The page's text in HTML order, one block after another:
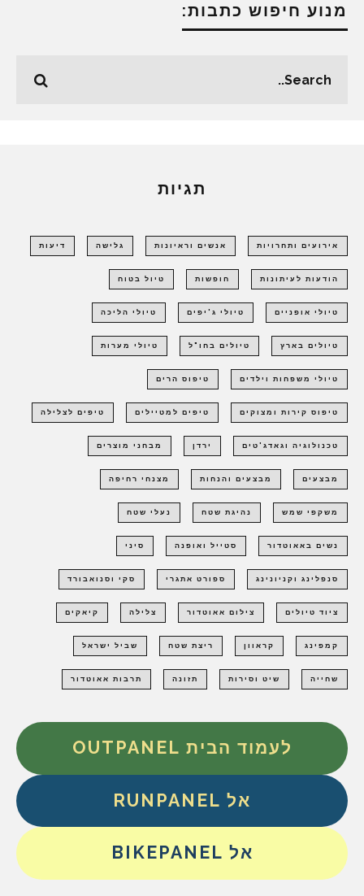
מנוע חיפוש כתבות:
תגיות
אירועים ותחרויות אנשים וראיונות גלישה דיעות
הודעות לעיתונות חופשות טיול בטוח
טיולי אופניים טיולי ג'יפים טיולי הליכה
טיולים בארץ טיולים בחו"ל טיולי מערות
טיולי משפחות וילדים טיפוס הרים
טיפוס קירות ומצוקים טיפים למטיילים טיפים לצלילה
טכנולוגיה וגאדג'טים ירדן מבחני מוצרים
מבצעים מבצעים והנחות מצנחי רחיפה
משקפי שמש נהיגת שטח נעלי שטח
נשים באאוטדור סטייל ואופנה סיני
סנפלינג וקניונינג ספורט אתגרי סקי וסנואבורד
ציוד טיולים צילום אאוטדור צלילה קיאקים
קמפינג קראוון ריצת שטח שביל ישראל
שחייה שיט וסירות תזונה תרבות אאוטדור
לעמוד הבית OUTPANEL
אל RUNPANEL
אל BIKEPANEL